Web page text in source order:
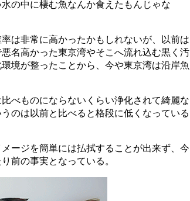
の中に棲む魚なんか食えたもんじゃな
は非常に高かったかもしれないが、以前は
名高かった東京湾やそこへ流れ込む黒く汚
境が整ったことから、今や東京湾は沿岸魚
べものにならないくらい浄化されて綺麗な
のは以前と比べると格段に低くなっている
ージを簡単には払拭することが出来ず、今
前の事実となっている。